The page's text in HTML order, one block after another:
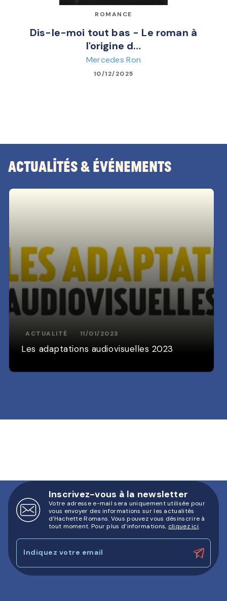
ROMANCE
Dis-le-moi tout bas - Le roman à
l'origine d…
Mercedes Ron
10/12/2025
Actualités & Événements
ACTUALITÉ 11/01/2023
Les adaptations audiovisuelles 2023
Inscrivez-vous à la newsletter
Votre adresse e-mail sera uniquement utilisée pour
vous envoyer des informations sur les actualités
d'Hachette Romans. Vous pouvez vous désinscrire à
tout moment. Pour plus d’informations, cliquez ici.
Indiquez votre email